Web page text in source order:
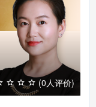
(0人评价)